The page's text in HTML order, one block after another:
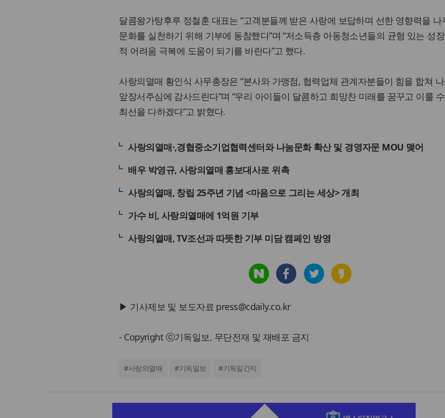
달콤왕가탕후루 정철훈 대표는 “고객분들께 받은 사랑에 보답하며 선한 영향력을 나
문화를 실천하기 위해 기부에 동참했다”며 “저소득층 아동청소년들의 균형 있는 성
적 어려움 극복에 도움이 되기를 바란다”고 했다.
사랑의열매 황인식 사무총장은 “본사와 가맹점, 협력업체 관계자분들이 힘을 합쳐
앞장서주심에 감사드린다”며 “우리 아이들이 달콤하고 희망찬 미래를 꿈꾸고 이룰
최선을 다하겠다”고 밝혔다.
사랑의열매·,경협중소기업협력센터와 나눔문화 확산 및 경영자문 MOU 맺어
배우 박영규, 사랑의열매 홍보대사로 위촉
사랑의열매, 창립 25주년 기념 <마음으로 그리는 세상> 개최
가수 비, 사랑의열매에 1억원 기부
사랑의열매, TV조선과 따뜻한 기부 미담 캠페인 방영
▶ 기사제보 및 보도자료 press@cdaily.co.kr
- Copyright ⓒ기독일보, 무단전재 및 재배포 금지
#사랑의열매 #기독일보 #기독일간지